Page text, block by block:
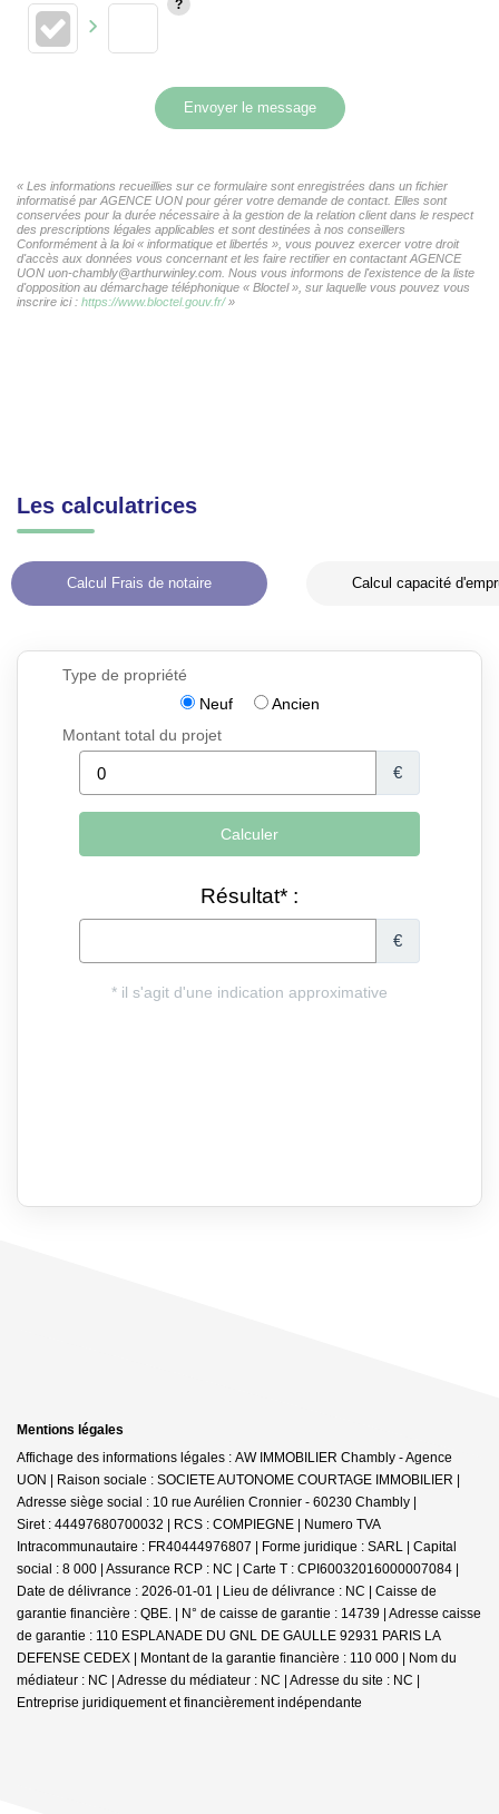
Envoyer le message
« Les informations recueillies sur ce formulaire sont enregistrées dans un fichier
informatisé par AGENCE UON pour gérer votre demande de contact. Elles sont
conservées pour la durée nécessaire à la gestion de la relation client dans le respect
des prescriptions légales applicables et sont destinées à nos conseillers
Conformément à la loi « informatique et libertés », vous pouvez exercer votre droit
d'accès aux données vous concernant et les faire rectifier en contactant AGENCE
UON uon-chambly@arthurwinley.com. Nous vous informons de l'existence de la liste
d'opposition au démarchage téléphonique « Bloctel », sur laquelle vous pouvez vous
inscrire ici : https://www.bloctel.gouv.fr/»
Les calculatrices
Calcul Frais de notaire Calcul capacité
Mentions légales
Affichage des informations légales : AW IMMOBILIER Chambly - Agence
UON | Raison sociale : SOCIETE AUTONOME COURTAGE IMMOBILIER |
Adresse siège social : 10 rue Aurélien Cronnier - 60230 Chambly |
Siret : 44497680700032 | RCS : COMPIEGNE | Numero TVA
Intracommunautaire : FR40444976807 | Forme juridique : SARL | Capital
social : 8 000 | Assurance RCP : NC | Carte T : CPI60032016000007084 |
Date de délivrance : 2026-01-01 | Lieu de délivrance : NC | Caisse de
garantie financière : QBE. | N° de caisse de garantie : 14739 | Adresse caisse
de garantie : 110 ESPLANADE DU GNL DE GAULLE 92931 PARIS LA
DEFENSE CEDEX | Montant de la garantie financière : 110 000 | Nom du
médiateur : NC | Adresse du médiateur : NC | Adresse du site : NC |
Entreprise juridiquement et financièrement indépendante